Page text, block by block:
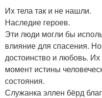
Их тела так и не нашли.
Наследие героев.
Эти люди могли бы
влияние для спасения.
достоинство и любовь. Их
момент истины
состояния.
Служанка эллен бёрд